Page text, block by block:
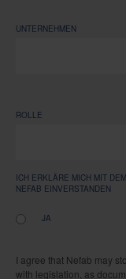
UNTERNEHMEN
ROLLE
ICH ERKLÄRE MICH MIT
NEFAB EINVERSTANDEN
JA
I agree that Nefab may
with legislation, as